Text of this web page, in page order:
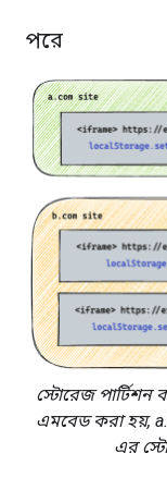
পরে
স্টোরেজ
এমবেড করা হয়,
এর